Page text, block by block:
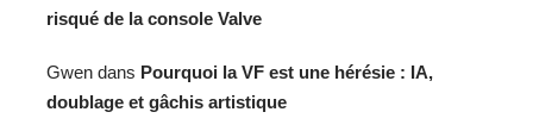
risqué de la console Valve
Gwen dans Pourquoi la VF est une hérésie : IA,
doublage et gâchis artistique